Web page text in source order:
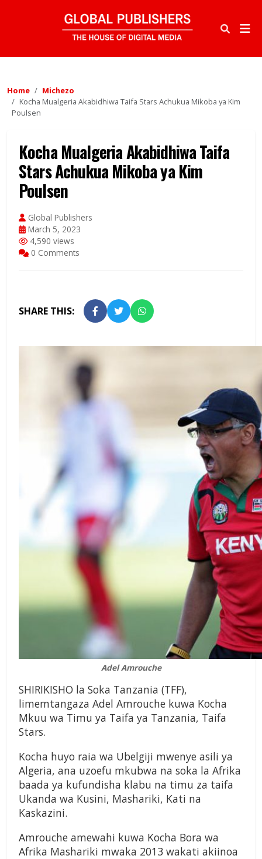
Home
Michezo
Kocha Mualgeria Akabidhiwa Taifa Stars Achukua Mikoba ya Kim
Poulsen
Kocha Mualgeria Akabidhiwa Taifa
Stars Achukua Mikoba ya Kim
Poulsen
Global Publishers
March 5, 2023
4,590 views
0 Comments
SHARE THIS:
Adel Amrouche
SHIRIKISHO la Soka Tanzania (TFF),
limemtangaza Adel Amrouche kuwa Kocha
Mkuu wa Timu ya Taifa ya Tanzania, Taifa
Stars.
Kocha huyo raia wa Ubelgiji mwenye asili ya
Algeria, ana uzoefu mkubwa na soka la Afrika
baada ya kufundisha klabu na timu za taifa
Ukanda wa Kusini, Mashariki, Kati na
Kaskazini.
Amrouche amewahi kuwa Kocha Bora wa
Afrika Mashariki mwaka 2013 wakati akiinoa